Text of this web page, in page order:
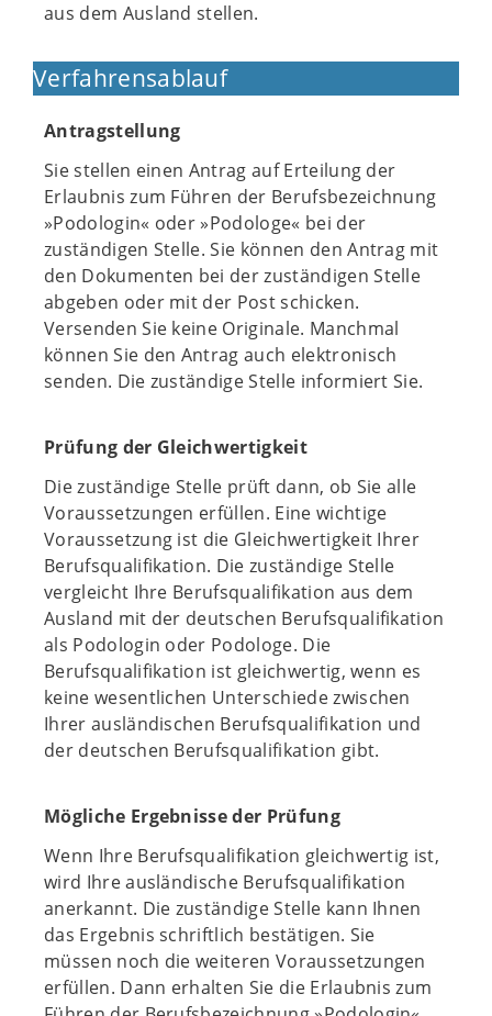
aus dem Ausland stellen.
Verfahrensablauf
Antragstellung
Sie stellen einen Antrag auf Erteilung der
Erlaubnis zum Führen der Berufsbezeichnung
»Podologin« oder »Podologe« bei der
zuständigen Stelle. Sie können den Antrag mit
den Dokumenten bei der zuständigen Stelle
abgeben oder mit der Post schicken.
Versenden Sie keine Originale. Manchmal
können Sie den Antrag auch elektronisch
senden. Die zuständige Stelle informiert Sie.
Prüfung der Gleichwertigkeit
Die zuständige Stelle prüft dann, ob Sie alle
Voraussetzungen erfüllen. Eine wichtige
Voraussetzung ist die Gleichwertigkeit Ihrer
Berufsqualifikation. Die zuständige Stelle
vergleicht Ihre Berufsqualifikation aus dem
Ausland mit der deutschen Berufsqualifikation
als Podologin oder Podologe. Die
Berufsqualifikation ist gleichwertig, wenn es
keine wesentlichen Unterschiede zwischen
Ihrer ausländischen Berufsqualifikation und
der deutschen Berufsqualifikation gibt.
Mögliche Ergebnisse der Prüfung
Wenn Ihre Berufsqualifikation gleichwertig ist,
wird Ihre ausländische Berufsqualifikation
anerkannt. Die zuständige Stelle kann Ihnen
das Ergebnis schriftlich bestätigen. Sie
müssen noch die weiteren Voraussetzungen
erfüllen. Dann erhalten Sie die Erlaubnis zum